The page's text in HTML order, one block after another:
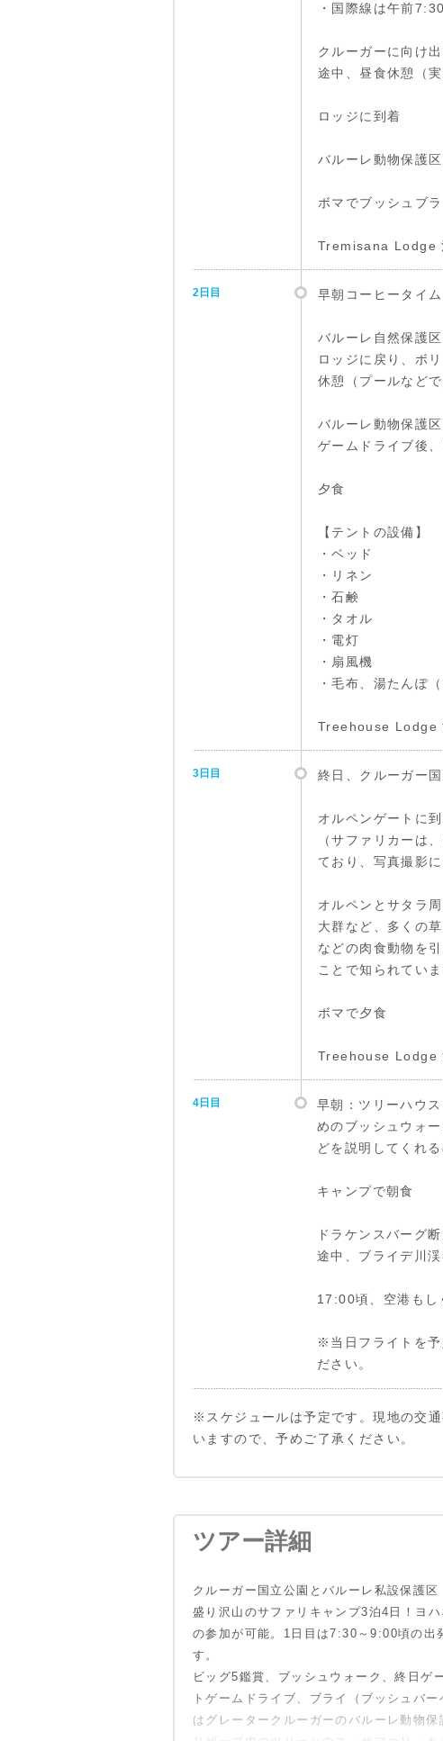
・国際線は午前
クルーガーに向け
途中、昼食休憩（実
ロッジに到着
バルーレ動物保護
ボマでブッシュブラ
Tremisana Lodge
2日目 早朝コーヒータイム
バルーレ自然保護
ロッジに戻り、ボ
休憩（プールなど
バルーレ動物保護
ゲームドライブ後
夕食
【テントの設備】
・ベッド
・リネン
・石鹸
・タオル
・電灯
・扇風機
・毛布、湯たんぽ（
Treehouse Lodge
3日目 終日、クルーガー
オルペンゲートに
（サファリカーは
ており、写真撮影
オルペンとサタラ
大群など、多くの
などの肉食動物を
ことで知られていま
ボマで夕食
Treehouse Lodge
4日目
早朝：ツリーハウ
めのブッシュウォ
どを説明してくれ
キャンプで朝食
ドラケンスバーグ
途中、ブライデ川
17:00頃、空港もし
※当日フライトを
ださい。
※スケジュールは予定です。現地の交
いますので、予めご了承ください。
ツアー詳細
クルーガー国立公園とバルーレ私設保護
盛り沢山のサファリキャンプ3泊4日！ヨ
の参加が可能。1日目は7:30～9:00頃の出
す。
ビッグ5鑑賞、ブッシュウォーク、終日ゲ
トゲームドライブ、ブライ（ブッシュバ
はグレータークルーガーのバルーレ動物